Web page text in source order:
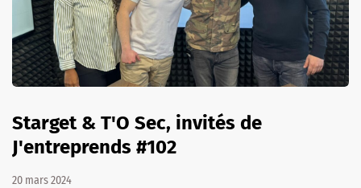
Starget & T'O Sec, invités de
J'entreprends #102
20 mars 2024